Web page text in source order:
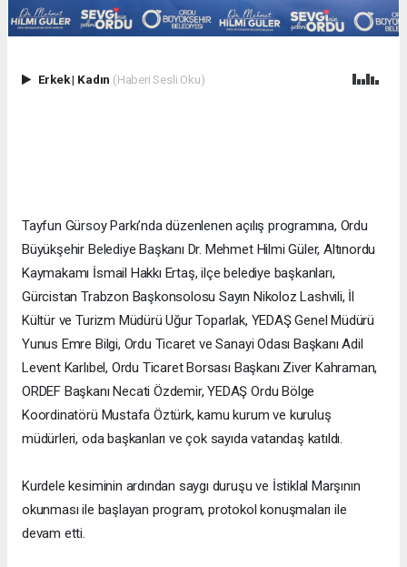
Erkek| Kadın (Haberi Sesli Oku)
Tayfun Gürsoy Parkı’nda düzenlenen açılış programına, Ordu
Büyükşehir Belediye Başkanı Dr. Mehmet Hilmi Güler, Altınordu
Kaymakamı İsmail Hakkı Ertaş, ilçe belediye başkanları,
Gürcistan Trabzon Başkonsolosu Sayın Nikoloz Lashvili, İl
Kültür ve Turizm Müdürü Uğur Toparlak, YEDAŞ Genel Müdürü
Yunus Emre Bilgi, Ordu Ticaret ve Sanayi Odası Başkanı Adil
Levent Karlıbel, Ordu Ticaret Borsası Başkanı Ziver Kahraman,
ORDEF Başkanı Necati Özdemir, YEDAŞ Ordu Bölge
Koordinatörü Mustafa Öztürk, kamu kurum ve kuruluş
müdürleri, oda başkanları ve çok sayıda vatandaş katıldı.
Kurdele kesiminin ardından saygı duruşu ve İstiklal Marşının
okunması ile başlayan program, protokol konuşmaları ile
devam etti.